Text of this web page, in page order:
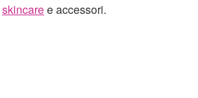
skincaree accessori.